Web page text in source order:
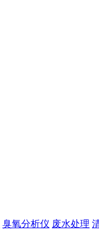
臭氧分析仪 废水处理